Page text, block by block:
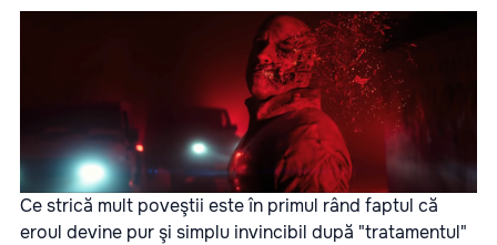
Ce strică mult poveştii este în primul rând faptul că
eroul devine pur şi simplu invincibil după "tratamentul"